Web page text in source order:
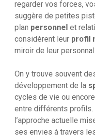
regarder vos forces,
suggère de petites
plan personnel et
considèrent leur profil
miroir de leur
On y trouve souvent
développement de la
cycles de vie ou
entre différents profils.
l’approche actuelle
ses envies à travers